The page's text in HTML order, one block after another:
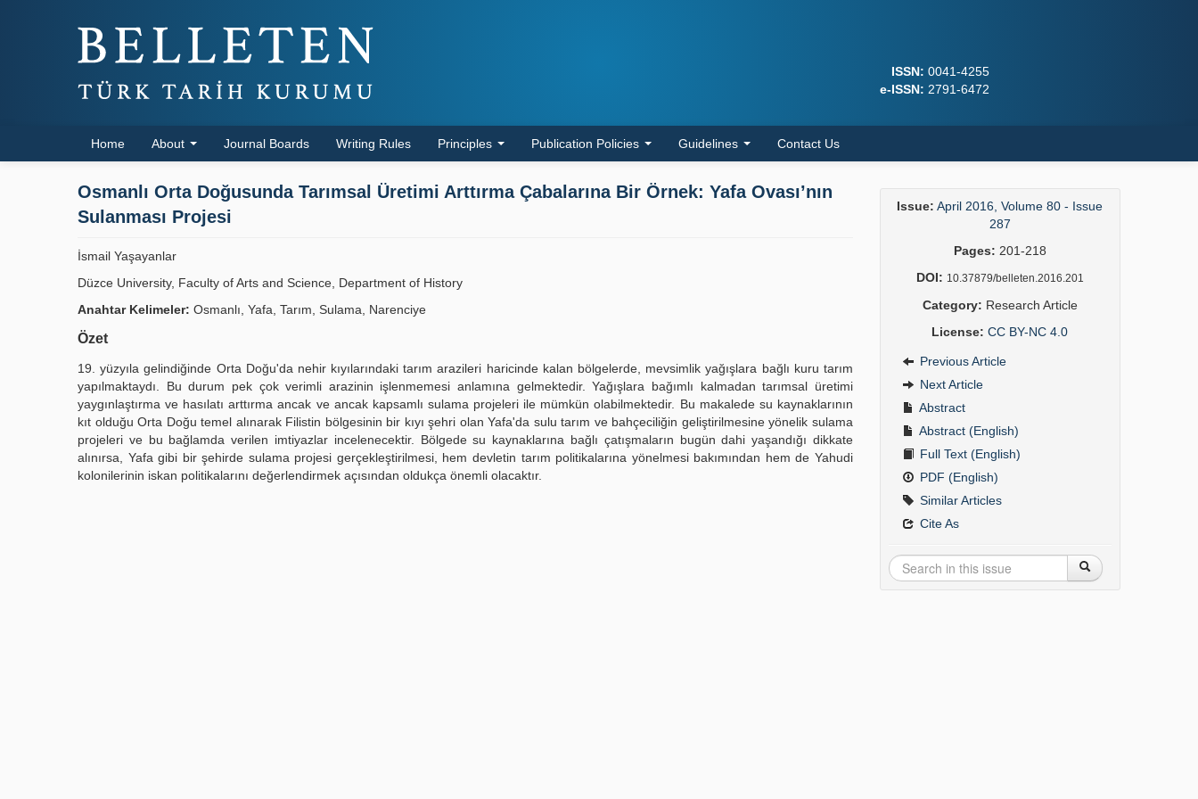
ISSN: 0041-4255
e-ISSN: 2791-6472
Home About Journal Boards Writing Rules Principles Publication Policies Guidelines Contact Us
Osmanlı Orta Doğusunda Tarımsal Üretimi Arttırma Çabalarına Bir Örnek: Yafa Ovası’nın
Sulanması Projesi
İsmail Yaşayanlar
Düzce University, Faculty of Arts and Science, Department of History
Anahtar Kelimeler: Osmanlı, Yafa, Tarım, Sulama, Narenciye
Özet
19. yüzyıla gelindiğinde Orta Doğu'da nehir kıyılarındaki tarım arazileri haricinde kalan bölgelerde, mevsimlik yağışlara bağlı kuru tarım
yapılmaktaydı. Bu durum pek çok verimli arazinin işlenmemesi anlamına gelmektedir. Yağışlara bağımlı kalmadan tarımsal üretimi
yaygınlaştırma ve hasılatı arttırma ancak ve ancak kapsamlı sulama projeleri ile mümkün olabilmektedir. Bu makalede su kaynaklarının
kıt olduğu Orta Doğu temel alınarak Filistin bölgesinin bir kıyı şehri olan Yafa'da sulu tarım ve bahçeciliğin geliştirilmesine yönelik sulama
projeleri ve bu bağlamda verilen imtiyazlar incelenecektir. Bölgede su kaynaklarına bağlı çatışmaların bugün dahi yaşandığı dikkate
alınırsa, Yafa gibi bir şehirde sulama projesi gerçekleştirilmesi, hem devletin tarım politikalarına yönelmesi bakımından hem de Yahudi
kolonilerinin iskan politikalarını değerlendirmek açısından oldukça önemli olacaktır.
Issue: April 2016, Volume 80 - Issue
287
Pages: 201-218
DOI: 10.37879/belleten.2016.201
Category: Research Article
License: CC BY-NC 4.0
Previous Article
Next Article
Abstract
Abstract (English)
Full Text (English)
PDF (English)
Similar Articles
Cite As